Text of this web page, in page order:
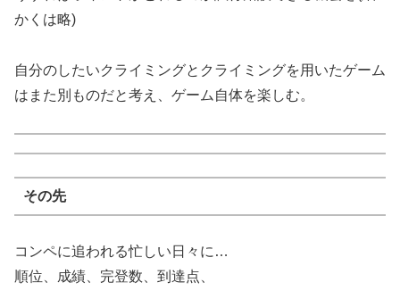
かくは略)
自分のしたいクライミングとクライミングを用いたゲーム
はまた別ものだと考え、ゲーム自体を楽しむ。
その先
コンペに追われる忙しい日々に…
順位、成績、完登数、到達点、